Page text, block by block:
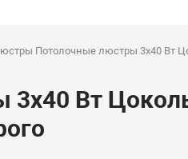
Потолочные люстры 3x40 Вт
Вт